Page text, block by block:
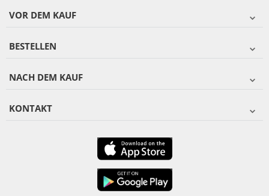
VOR DEM KAUF
BESTELLEN
NACH DEM KAUF
KONTAKT